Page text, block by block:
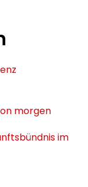
morgen
im